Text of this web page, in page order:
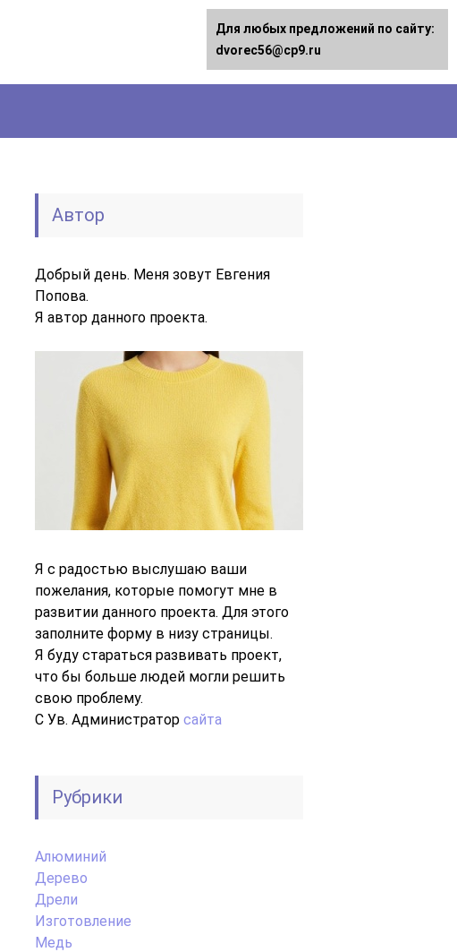
Автор
Добрый день. Меня зовут Евгения
Попова.
Я автор данного проекта.
Я с радостью выслушаю ваши
пожелания, которые помогут мне в
развитии данного проекта. Для этого
заполните форму в низу страницы.
Я буду стараться развивать проект,
что бы больше людей могли решить
свою проблему.
С Ув. Администратор сайта
Рубрики
Алюминий
Дерево
Дрели
Изготовление
Медь
Для любых предложений по сайту:
dvorec56@cp9.ru